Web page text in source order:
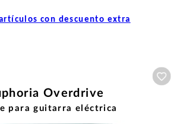
con descuento extra
Overdrive
para guitarra eléctrica